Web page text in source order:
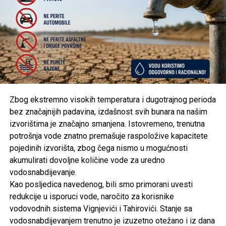
Share
Share
Share
Mail
Zbog ekstremno visokih temperatura i dugotrajnog perioda
bez značajnijih padavina, izdašnost svih bunara na našim
izvorištima je značajno smanjena. Istovremeno, trenutna
potrošnja vode znatno premašuje raspoložive kapacitete
pojedinih izvorišta, zbog čega nismo u mogućnosti
akumulirati dovoljne količine vode za uredno
vodosnabdijevanje.
Kao posljedica navedenog, bili smo primorani uvesti
redukcije u isporuci vode, naročito za korisnike
vodovodnih sistema Vignjevići i Tahirovići. Stanje sa
vodosnabdijevanjem trenutno je izuzetno otežano i iz dana